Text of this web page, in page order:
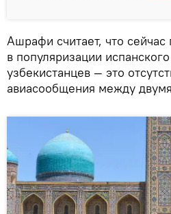
Ашрафи считает, что сейчас
в популяризации
узбекистанцев — это
авиасообщения между